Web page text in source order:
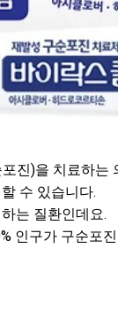
진)을 치료하는
수 있습니다.
는 질환인데요.
인구가 구순포